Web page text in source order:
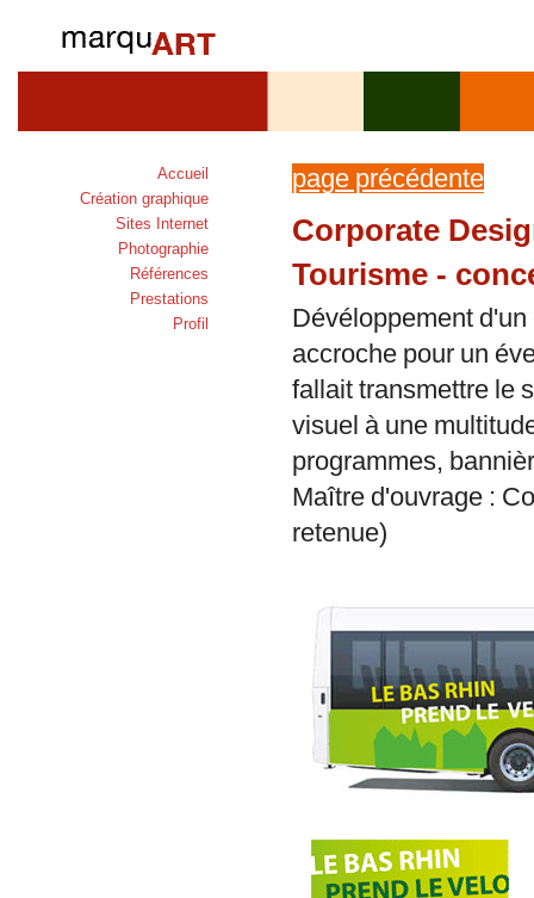
Accueil
Création graphique
Sites Internet
Photographie
Références
Prestations
Profil
page précédente
Corporate
Tourisme -
Dévéloppement
accroche pour un
fallait transmettre le
visuel à une
programmes,
Maître d'ouvrage :
retenue)